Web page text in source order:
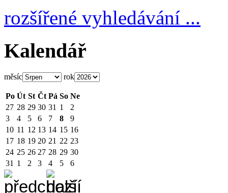
rozšířené vyhledávání ...
Kalendář
měsíc rok
Po Út St Čt Pá So Ne
27 28 29 30 31 1
2
3
4 5 6 7 8
9
10 11 12 13 14 15 16
17 18 19 20 21 22 23
24 25 26 27 28 29 30
31 1 2 3 4 5 6